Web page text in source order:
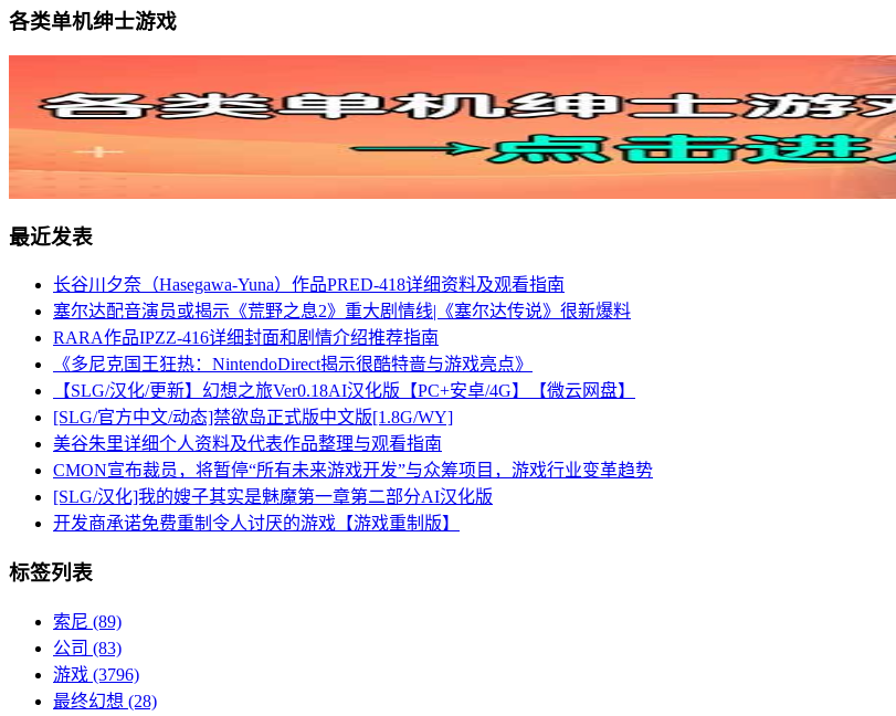
各类单机绅士游戏
最近发表
长谷川夕奈（Hasegawa-Yuna）作品PRED-418详细资料及观看指南
塞尔达配音演员或揭示《荒野之息2》重大剧情线|《塞尔达传说》很新爆料
RARA作品IPZZ-416详细封面和剧情介绍推荐指南
《多尼克国王狂热：NintendoDirect揭示很酷特啬与游戏亮点》
【SLG/汉化/更新】幻想之旅Ver0.18AI汉化版【PC+安卓/4G】【微云网盘】
[SLG/官方中文/动态]禁欲岛正式版中文版[1.8G/WY]
美谷朱里详细个人资料及代表作品整理与观看指南
CMON宣布裁员，将暂停“所有未来游戏开发”与众筹项目，游戏行业变革趋势
[SLG/汉化]我的嫂子其实是魅魔第一章第二部分AI汉化版
开发商承诺免费重制令人讨厌的游戏【游戏重制版】
标签列表
索尼 (89)
公司 (83)
游戏 (3796)
最终幻想 (28)